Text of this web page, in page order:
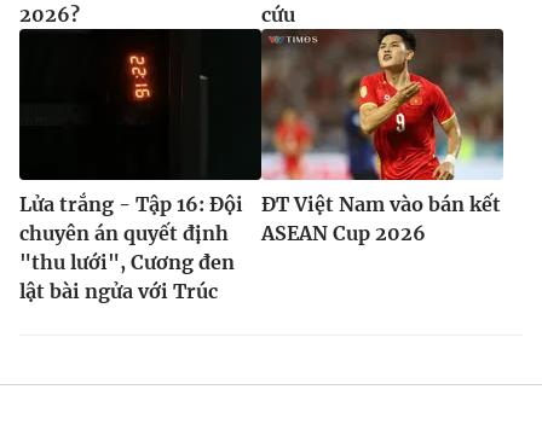
2026?
cứu
Lửa trắng - Tập 16: Đội
chuyên án quyết định
"thu lưới", Cương đen
lật bài ngửa với Trúc
ĐT Việt Nam vào bán kết
ASEAN Cup 2026